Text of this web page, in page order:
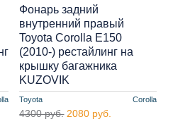
Toyota Corolla
Фонарь задний
внутренний правый
Toyota Corolla E150
(2010-) рестайлинг на
крышку багажника
KUZOVIK
4300 руб. 2080 руб.